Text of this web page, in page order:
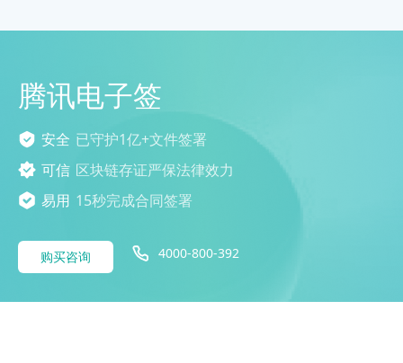
腾讯电子签
安全 已守护1亿+文件签署
可信 区块链存证严保法律效力
易用 15秒完成合同签署
购买咨询 4000-800-392